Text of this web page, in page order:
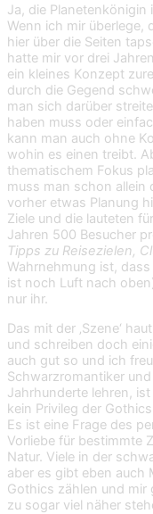
Ja, die
Wenn ich mir überlege,
hier über die Seiten
hatte mir vor drei
ein kleines Konzept
durch die Gegend
man sich darüber
haben muss oder
kann man auch ohne
wohin es einen treibt.
thematischem Fokus
muss man schon allein
vorher etwas Planung
Ziele und die lauteten
Jahren 500 Besucher
Tipps zu Reisezielen,
Wahrnehmung ist,
ist noch Luft nach
nur ihr.
Das mit der ‚Szene‘
und schreiben doch
auch gut so und ich
Schwarzromantiker
Jahrhunderte lehren,
kein Privileg der
Es ist eine Frage des
Vorliebe für bestimmte
Natur. Viele in der
aber es gibt eben auch
Gothics zählen und
zu sogar viel näher